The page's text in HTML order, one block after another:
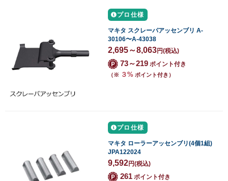
プロ仕様
マキタ スクレーパアッセンブリ A-
30106〜A-43038
2,695～8,063円(税込)
73～219 ポイント付き
（※ ３% ポイント付き）
プロ仕様
マキタ ローラーアッセンブリ(4個1組)
JPA122024
9,592円(税込)
261 ポイント付き